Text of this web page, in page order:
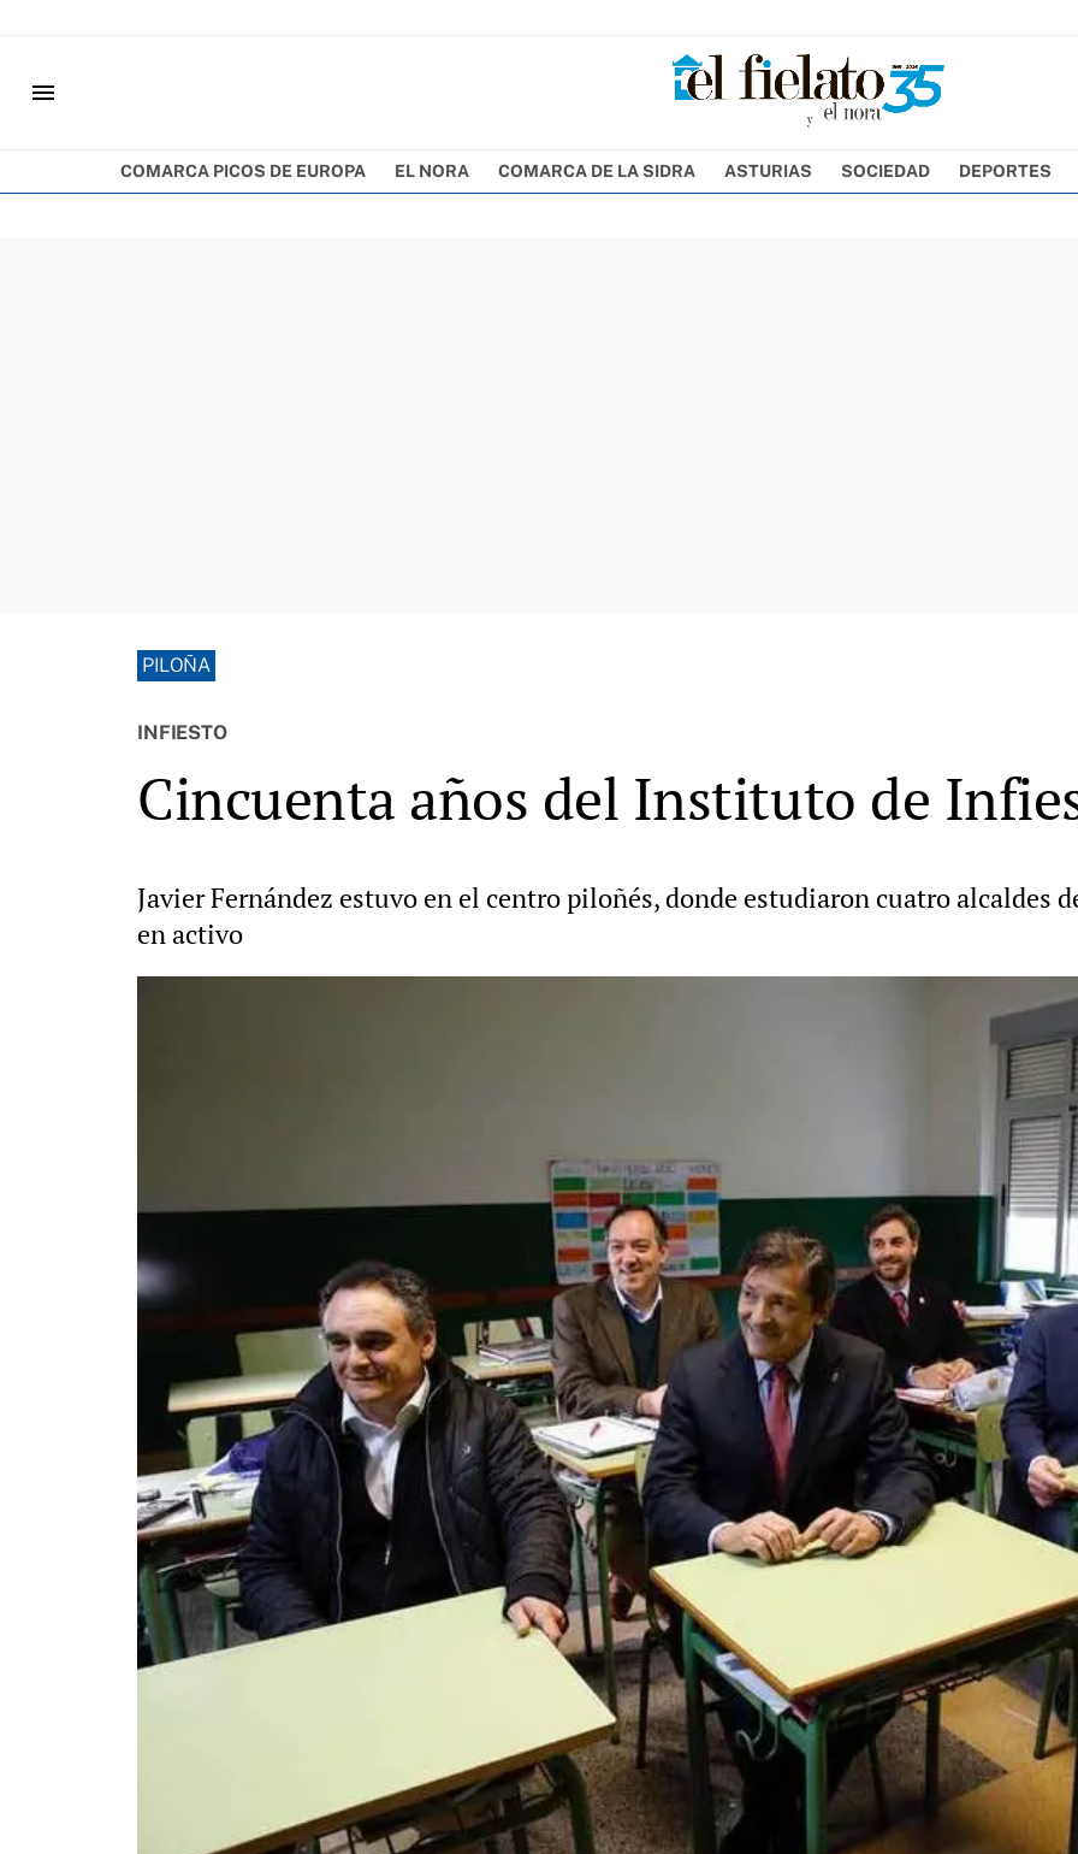
menu
COMARCA PICOS DE EUROPA EL NORA COMARCA DE LA SIDRA ASTURIAS SOCIEDAD DEPORTES
PILOÑA
INFIESTO
Cincuenta años del Instituto de
Javier Fernández estuvo en el centro piloñés, donde estudiaron cuatro alcaldes
en activo